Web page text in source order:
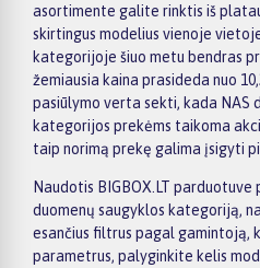
asortimente galite rinktis iš
skirtingus modelius vienoje
kategorijoje šiuo metu bendras
žemiausia kaina prasideda nuo
pasiūlymo verta sekti, kada NAS
kategorijos prekėms taikoma
taip norimą prekę galima įsigyti
Naudotis BIGBOX.LT
duomenų saugyklos kategoriją,
esančius filtrus pagal gamintoją,
parametrus, palyginkite kelis